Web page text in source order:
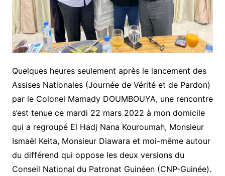
Quelques heures seulement après le lancement des
Assises Nationales (Journée de Vérité et de Pardon)
par le Colonel Mamady DOUMBOUYA, une rencontre
s’est tenue ce mardi 22 mars 2022 à mon domicile
qui a regroupé El Hadj Nana Kouroumah, Monsieur
Ismaël Keita, Monsieur Diawara et moi-même autour
du différend qui oppose les deux versions du
Conseil National du Patronat Guinéen (CNP-Guinée).